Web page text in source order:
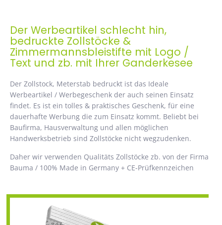
Der Werbeartikel schlecht hin,
bedruckte Zollstöcke &
Zimmermannsbleistifte mit Logo /
Text und zb. mit Ihrer Ganderkesee
Der Zollstock, Meterstab bedruckt ist das Ideale
Werbeartikel / Werbegeschenk der auch seinen Einsatz
findet. Es ist ein tolles & praktisches Geschenk, für eine
dauerhafte Werbung die zum Einsatz kommt. Beliebt bei
Baufirma, Hausverwaltung und allen möglichen
Handwerksbetrieb sind Zollstöcke nicht wegzudenken.
Daher wir verwenden Qualitäts Zollstöcke zb. von der Firma
Bauma / 100% Made in Germany + CE-Prüfkennzeichen